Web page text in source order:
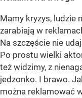
Mamy kryzys, ludzie
zarabiają w
Na szczęście nie
Po prostu wielki
też widzimy, z
jedzonko. I brawo.
można reklamować